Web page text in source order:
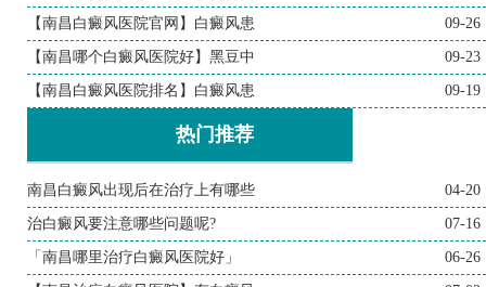
【南昌白癜风医院官网】白癜风患 09-26
【南昌哪个白癜风医院好】黑豆中 09-23
【南昌白癜风医院排名】白癜风患 09-19
热门推荐
南昌白癜风出现后在治疗上有哪些 04-20
治白癜风要注意哪些问题呢? 07-16
「南昌哪里治疗白癜风医院好」 06-26